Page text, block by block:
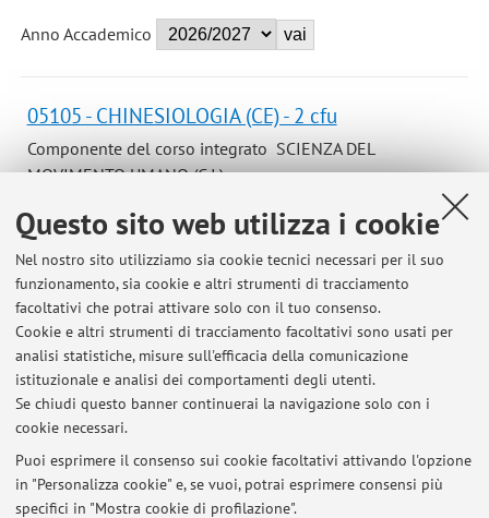
Questo sito web utilizza i cookie
Nel nostro sito utilizziamo sia cookie tecnici necessari per il suo
funzionamento, sia cookie e altri strumenti di tracciamento
facoltativi che potrai attivare solo con il tuo consenso.
Cookie e altri strumenti di tracciamento facoltativi sono usati per
analisi statistiche, misure sull'efficacia della comunicazione
istituzionale e analisi dei comportamenti degli utenti.
Se chiudi questo banner continuerai la navigazione solo con i
cookie necessari.
Puoi esprimere il consenso sui cookie facoltativi attivando l'opzione
in "Personalizza cookie" e, se vuoi, potrai esprimere consensi più
specifici in "Mostra cookie di profilazione".
Anno Accademico
05105 - CHINESIOLOGIA (CE) - 2 cfu
Componente del corso integrato SCIENZA DEL
MOVIMENTO UMANO (C.I.)
Campus:
Bologna
Corso:
Laurea in Fisioterapia (abilitante alla
professione sanitaria di fisioterapista)
Periodo delle lezioni: dal 12 novembre 2026 al 14
gennaio 2027
Orario delle lezioni
Ultimi avvisi